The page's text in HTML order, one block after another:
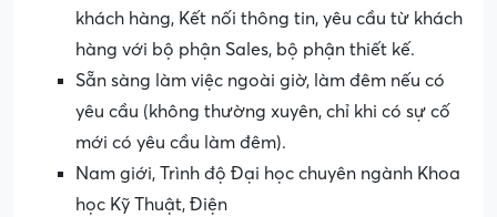
khách hàng, Kết nối thông tin, yêu cầu từ khách
hàng với bộ phận Sales, bộ phận thiết kế.
Sẵn sàng làm việc ngoài giờ, làm đêm nếu có
yêu cầu (không thường xuyên, chỉ khi có sự cố
mới có yêu cầu làm đêm).
Nam giới, Trình độ Đại học chuyên ngành Khoa
học Kỹ Thuật, Điện